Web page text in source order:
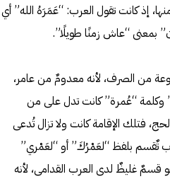
إذ كانت تقول العرب: “عَمَرَهُ الله” أي
بمعنى “عاش زمنًا طويلًا”.
من الصرف، لأنه معدومٌ من عامر،
“عُمرة” كانت تدل على من
فتلك الإقامة كانت ولا تزال تُدعى
تٌقسم بلفظ “لعَمْرُكَ” أو “لعَمْري”
قسمٌ غليظٌ لدى العرب القدامى، لأنه